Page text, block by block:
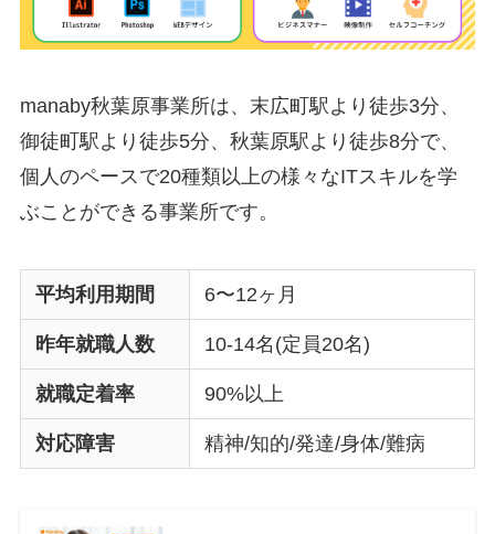
manaby秋葉原事業所は、末広町駅より徒歩3分、
御徒町駅より徒歩5分、秋葉原駅より徒歩8分で、
個人のペースで20種類以上の様々なITスキルを学
ぶことができる事業所です。
平均利用期間 6〜12ヶ月
昨年就職人数 10-14名(定員20名)
就職定着率 90%以上
対応障害 精神/知的/発達/身体/難病